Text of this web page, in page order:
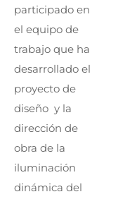
participado en
el equipo de
trabajo que ha
desarrollado el
proyecto de
diseño y la
dirección de
obra de la
iluminación
dinámica del